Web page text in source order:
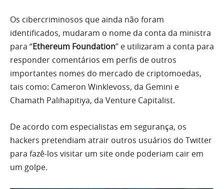
Os cibercriminosos que ainda não foram
identificados, mudaram o nome da conta da ministra
para “Ethereum Foundation” e utilizaram a conta para
responder comentários em perfis de outros
importantes nomes do mercado de criptomoedas,
tais como: Cameron Winklevoss, da Gemini e
Chamath Palihapitiya, da Venture Capitalist.
De acordo com especialistas em segurança, os
hackers pretendiam atrair outros usuários do Twitter
para fazê-los visitar um site onde poderiam cair em
um golpe.